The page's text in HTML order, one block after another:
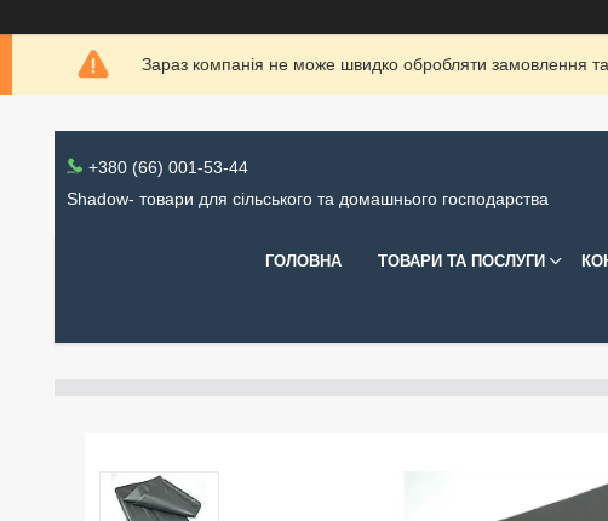
Зараз компанія не може швидко обробляти замовлення
+380 (66) 001-53-44
Shadow- товари для сільського та домашнього господарства
ГОЛОВНА ТОВАРИ ТА ПОСЛУГИ